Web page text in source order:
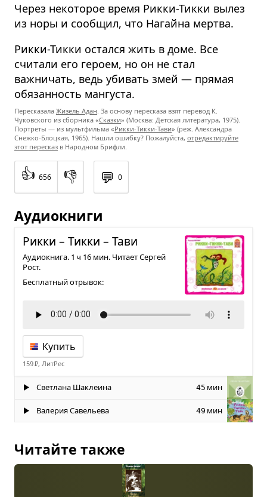
Через некоторое время Рикки-Тикки вылез
из норы и сообщил, что Нагайна мертва.
Рикки-Тикки остался жить в доме. Все
считали его героем, но он не стал
важничать, ведь убивать змей — прямая
обязанность мангуста.
Пересказала Жизель Адан . За основу пересказа взят перевод К.
Чуковского из сборника «Сказки» (Москва: Детская литература, 1975).
Портреты — из мультфильма «Рикки-Тикки-Тави» (реж. Александра
Снежко-Блоцкая, 1965). Нашли ошибку? Пожалуйста, отредактируйте
этот пересказ в Народном Брифли.
👍 656 👎 💬 0
Аудиокниги
Рикки – Тикки – Тави
Аудиокнига. 1 ч 16 мин. Читает Сергей
Рост.
Бесплатный отрывок:
Купить
159 ₽, ЛитРес
Светлана Шаклеина 45 мин
Валерия Савельева 49 мин
Читайте также